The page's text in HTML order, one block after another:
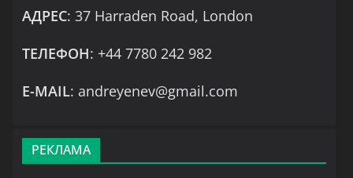
АДРЕС: 37 Harraden Road, London
ТЕЛЕФОН: +44 7780 242 982
Е-MAIL: andreyenev@gmail.com
РЕКЛАМА